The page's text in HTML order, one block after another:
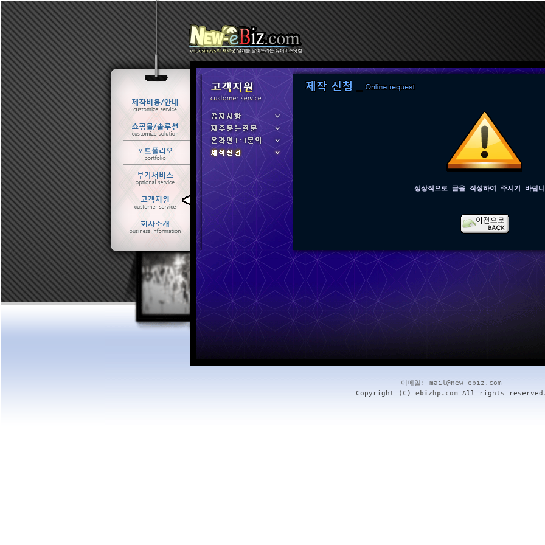
정상적으로 글을 작성하여 주시기 바랍
이메일: mail@new-ebiz.com
Copyright
(C) ebizhp.comAll rights
ㆍ 공지사항
ㆍ 자주묻는질문
ㆍ 온라인1:1문의
ㆍ 제작신청